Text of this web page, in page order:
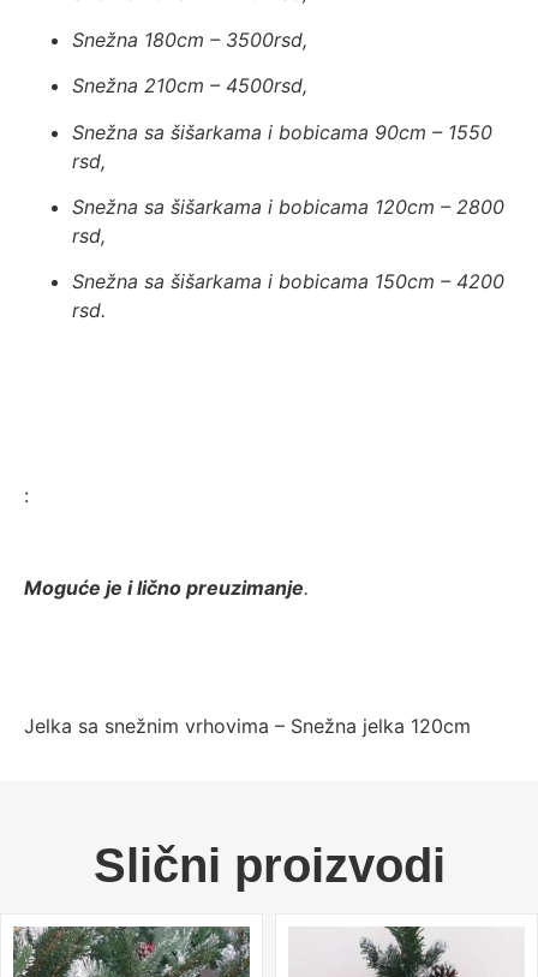
Snežna 180cm – 3500rsd,
Snežna 210cm – 4500rsd,
Snežna sa šišarkama i bobicama 90cm – 1550
rsd,
Snežna sa šišarkama i bobicama 120cm – 2800
rsd,
Snežna sa šišarkama i bobicama 150cm – 4200
rsd.
:
Moguće je i lično preuzimanje.
Jelka sa snežnim vrhovima – Snežna jelka 120cm
Slični proizvodi